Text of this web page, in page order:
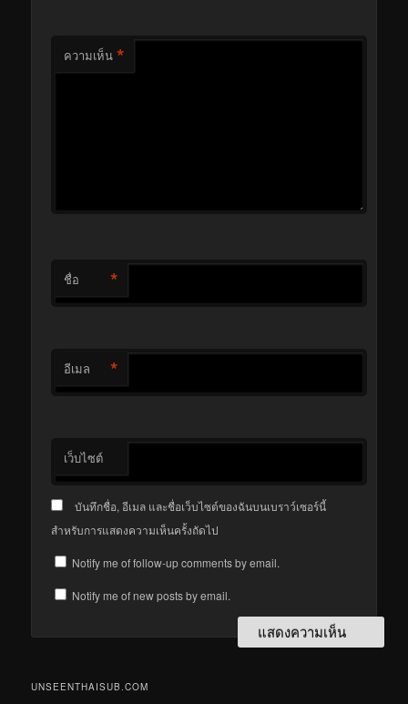
ความเห็น *
ชื่อ *
อีเมล *
เว็บไซต์
บันทึกชื่อ, อีเมล และชื่อเว็บไซต์ของฉันบนเบราว์เซอร์นี้
สำหรับการแสดงความเห็นครั้งถัดไป
Notify me of follow-up comments by email.
Notify me of new posts by email.
UNSEENTHAISUB.COM